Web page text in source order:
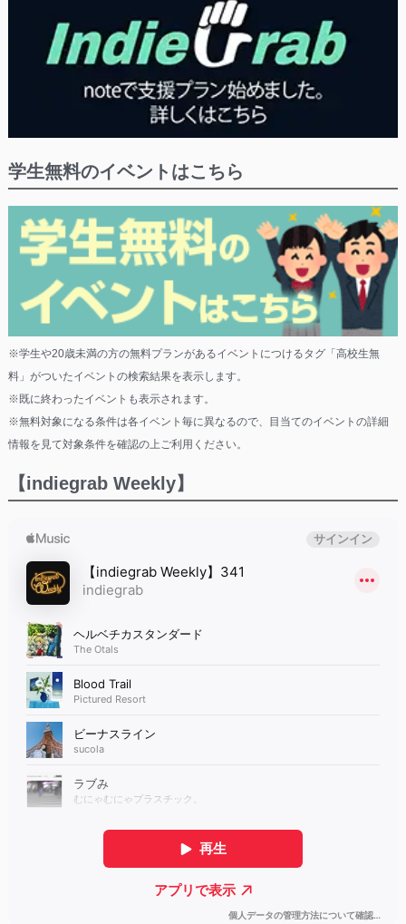
学生無料のイベントはこちら
※学生や20歳未満の方の無料プランがあるイベントにつけるタグ「高校生無
料」がついたイベントの検索結果を表示します。
※既に終わったイベントも表示されます。
※無料対象になる条件は各イベント毎に異なるので、目当てのイベントの詳細
情報を見て対象条件を確認の上ご利用ください。
【indiegrab Weekly】